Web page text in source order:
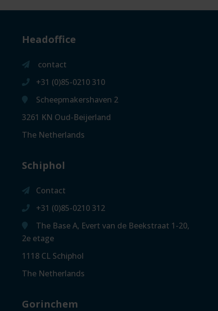
Headoffice
contact
+31 (0)85-0210 310
Scheepmakershaven 2
3261 KN Oud-Beijerland
The Netherlands
Schiphol
Contact
+31 (0)85-0210 312
The Base A, Evert van de Beekstraat 1-20,
2e etage
1118 CL Schiphol
The Netherlands
Gorinchem